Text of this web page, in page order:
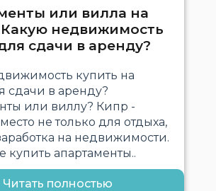
или вилла на
недвижимость
сдачи в аренду?
купить на
сдачи в аренду?
или виллу? Кипр -
не только для отдыха,
на недвижимости.
купить апартаменты..
Читать полностью